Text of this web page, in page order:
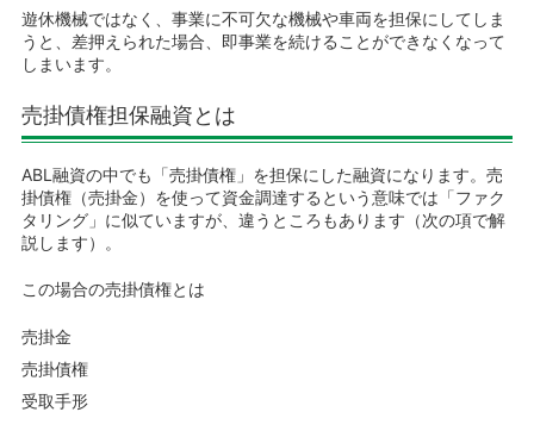
遊休機械ではなく、事業に不可欠な機械や車両を担保にしてしま
うと、差押えられた場合、即事業を続けることができなくなって
しまいます。
売掛債権担保融資とは
ABL融資の中でも「売掛債権」を担保にした融資になります。売
掛債権（売掛金）を使って資金調達するという意味では「ファク
タリング」に似ていますが、違うところもあります（次の項で解
説します）。
この場合の売掛債権とは
売掛金
売掛債権
受取手形